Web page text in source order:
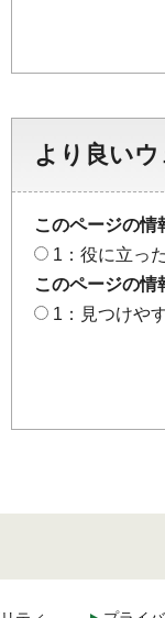
より良い
このページの情
1：役に立った
このページの情
1：見つけや